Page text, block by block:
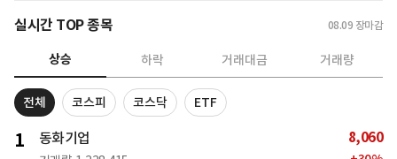
실시간 TOP 종목 08.09 장마감
상승 하락 거래대금 거래량
전체 코스피 코스닥 ETF
1 동화기업 8,060